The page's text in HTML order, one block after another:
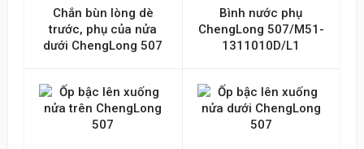
Chắn bùn lòng dè
trước, phụ của nửa
dưới ChengLong 507
Bình nước phụ
ChengLong 507/M51-
1311010D/L1